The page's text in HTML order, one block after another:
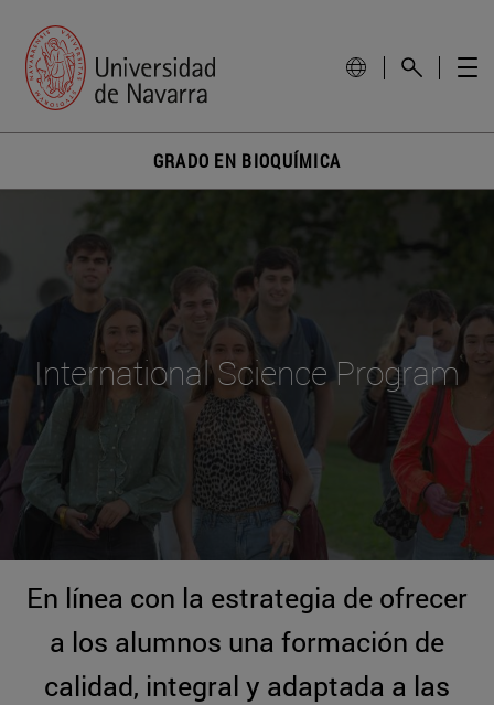
GRADO EN BIOQUÍMICA
International Science Program
En línea con la estrategia de ofrecer
a los alumnos una formación de
calidad, integral y adaptada a las